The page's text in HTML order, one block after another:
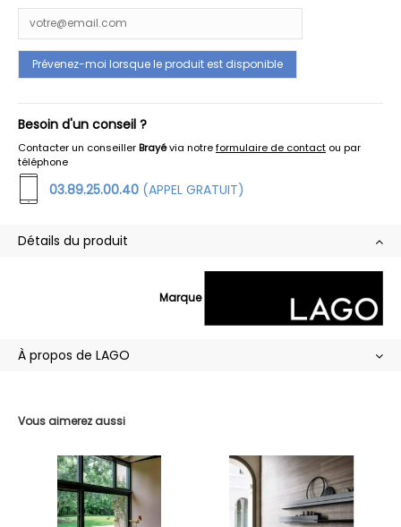
Besoin d'un conseil ?
Contacter un conseillerBrayévia notreformulaire de contact ou par
téléphone
03.89.25.00.40 (APPEL GRATUIT)
Vous aimerez aussi
Détails du produit
Marque
À propos de LAGO